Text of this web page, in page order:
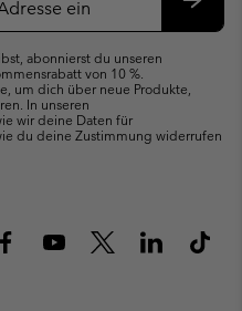
abonnierst du unseren
von 10 %.
um dich über neue Produkte,
In unseren
wir deine Daten für
du deine Zustimmung widerrufen